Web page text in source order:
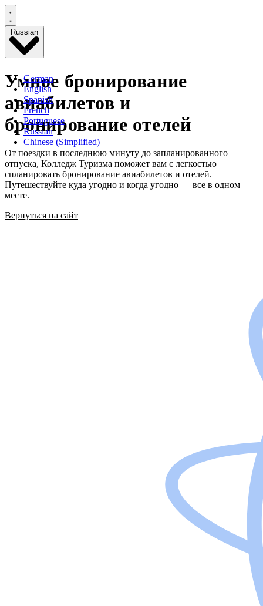
Russian
German
English
Spanish
French
Portuguese
Russian
Chinese (Simplified)
Умное бронирование
авиабилетов и
бронирование отелей
От поездки в последнюю минуту до запланированного
отпуска, Колледж Туризма поможет вам с легкостью
спланировать бронирование авиабилетов и отелей.
Путешествуйте куда угодно и когда угодно — все в одном
месте.
Вернуться на сайт